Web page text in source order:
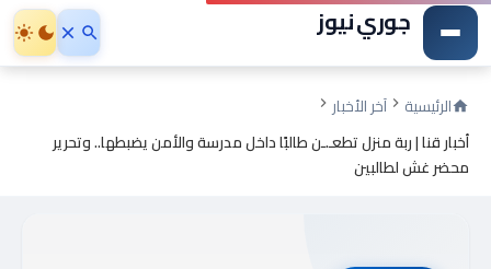
جوري نيوز
الرئيسية
آخر الأخبار
أخبار قنا | ربة منزل تطعـ.ـن طالبًا داخل مدرسة والأمن يضبطها.. وتحرير
محضر غش لطالبين